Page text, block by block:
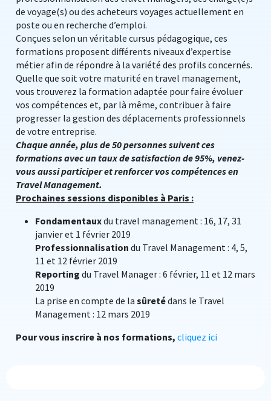
de voyage(s) ou des acheteurs voyages actuellement en
poste ou en recherche d’emploi.
Conçues selon un véritable cursus pédagogique, ces
formations proposent différents niveaux d’expertise
métier afin de répondre à la variété des profils concernés.
Quelle que soit votre maturité en travel management,
vous trouverez la formation adaptée pour faire évoluer
vos compétences et, par là même, contribuer à faire
progresser la gestion des déplacements professionnels
de votre entreprise.
Chaque année, plus de 50 personnes suivent ces
formations avec un taux de satisfaction de 95%, venez-
vous aussi participer et renforcer vos compétences en
Travel Management.
Prochaines sessions disponibles à Paris :
Fondamentauxdu travel management : 16, 17, 31
janvier et 1 février 2019
Professionnalisation du Travel Management : 4, 5,
11 et 12 février 2019
Reporting du Travel Manager : 6 février, 11 et 12 mars
2019
La prise en compte de la sûretédans le Travel
Management : 12 mars 2019
Pour vous inscrire à nos formations, cliquez ici